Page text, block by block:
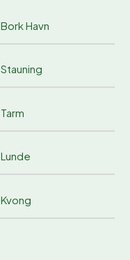
Bork Havn
Stauning
Tarm
Lunde
Kvong